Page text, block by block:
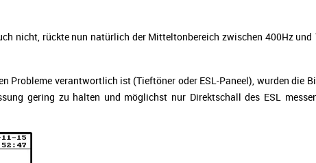
nicht, rückte nun natürlich der Mitteltonbereich zwischen 400Hz und
Probleme verantwortlich ist (Tieftöner oder ESL-Paneel), wurden die
gering zu halten und möglichst nur Direktschall des ESL